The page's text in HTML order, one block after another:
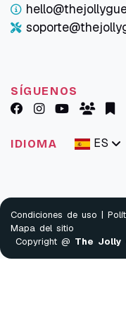
SÍGUENOS
IDIOMA ES
Condiciones de uso
Mapa del sitio
Copyright @ The Jolly